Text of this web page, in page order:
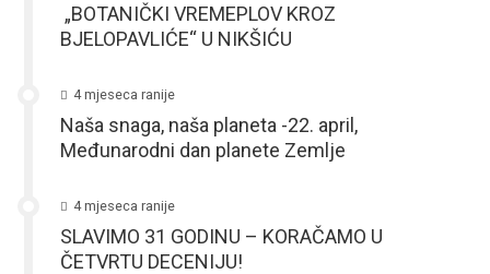
„BOTANIČKI VREMEPLOV KROZ
BJELOPAVLIĆE“ U NIKŠIĆU
4 mjeseca ranije
Naša snaga, naša planeta -22. april,
Međunarodni dan planete Zemlje
4 mjeseca ranije
SLAVIMO 31 GODINU – KORAČAMO U
ČETVRTU DECENIJU!